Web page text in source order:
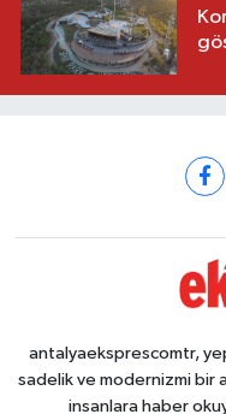
antalyaeksprescomtr,
sadelik ve modernizmi bir
insanlara haber